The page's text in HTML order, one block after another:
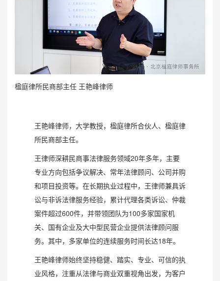
楹庭律所民商部主任 王艳峰律师
王艳峰律师，大学教授，楹庭律所合伙人、楹庭律
所民商部主任。
王律师深耕民商事法律服务领域20年多年，主要
专业方向包括争议解决、常年法律顾问、公司并购
和项目投资等。在长期执业过程中，王律师兼具诉
讼与非诉法律服务经验，累计代理各类诉讼、仲裁
案件超过600件，并带领团队为100多家国家机
关、国有企业及大中型民营企业提供法律顾问服
务。其中，多家单位的连续服务时间长达18年。
王艳峰律师始终坚持稳健、踏实、专业、可信的执
业风格，注重从法律与商业双重视角出发，为客户